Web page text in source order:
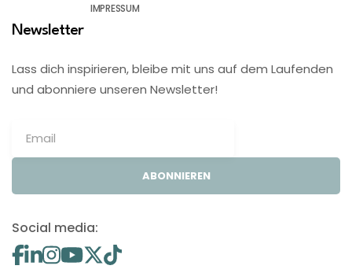
IMPRESSUM
Newsletter
Lass dich inspirieren, bleibe mit uns auf dem Laufenden
und abonniere unseren Newsletter!
ABONNIEREN
Social media: